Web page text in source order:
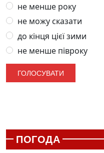
не менше року
не можу сказати
до кінця цієї зими
не менше півроку
ПОГОДА